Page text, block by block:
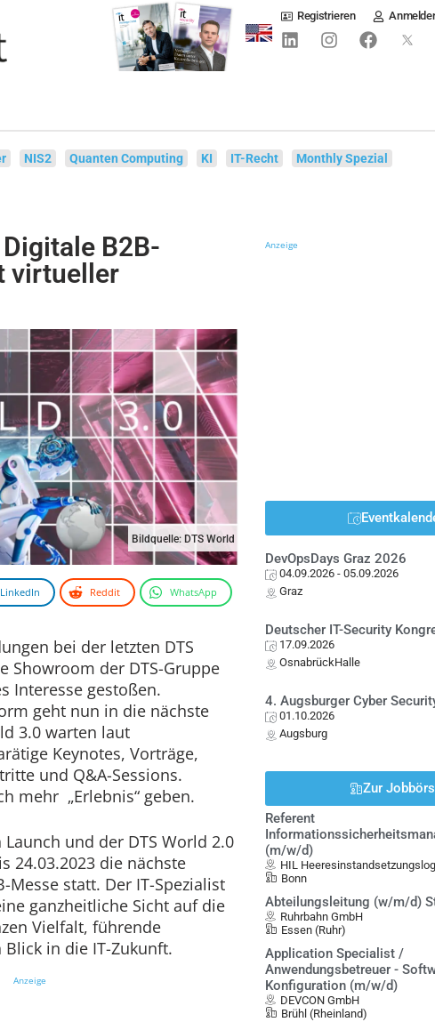
Registrieren
NIS2 Quanten Computing KI IT-Recht Monthly Spezial
B2B-
virtueller
Bildquelle: DTS World
LinkedIn Reddit WhatsApp
bei der letzten DTS
Showroom der DTS-Gruppe
Interesse gestoßen.
geht nun in die nächste
3.0 warten laut
Keynotes, Vorträge,
und Q&A-Sessions.
mehr „Erlebnis“ geben.
und der DTS World 2.0
24.03.2023 die nächste
Messe statt. Der IT-Spezialist
ganzheitliche Sicht auf die
Vielfalt, führende
in die IT-Zukunft.
Anzeige
Anzeige
DevOpsDays Graz 2026
04.09.2026 - 05.09.2026
Graz
Deutscher IT-Security
17.09.2026
OsnabrückHalle
4. Augsburger Cyber
01.10.2026
Augsburg
Zur
Referent
(m/w/d)
HIL
Bonn
Abteilungsleitung (w/m/d)
Ruhrbahn GmbH
Essen (Ruhr)
Application Specialist /
Anwendungsbetreuer -
Konfiguration (m/w/d)
DEVCON GmbH
Brühl (Rheinland)